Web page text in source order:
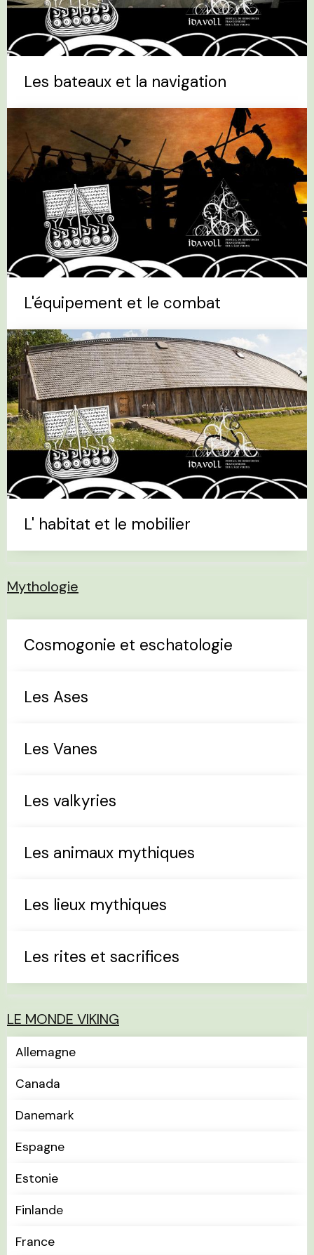
Les bateaux et la navigation
L'équipement et le combat
L' habitat et le mobilier
Mythologie
Cosmogonie et eschatologie
Les Ases
Les Vanes
Les valkyries
Les animaux mythiques
Les lieux mythiques
Les rites et sacrifices
LE MONDE VIKING
Allemagne
Canada
Danemark
Espagne
Estonie
Finlande
France